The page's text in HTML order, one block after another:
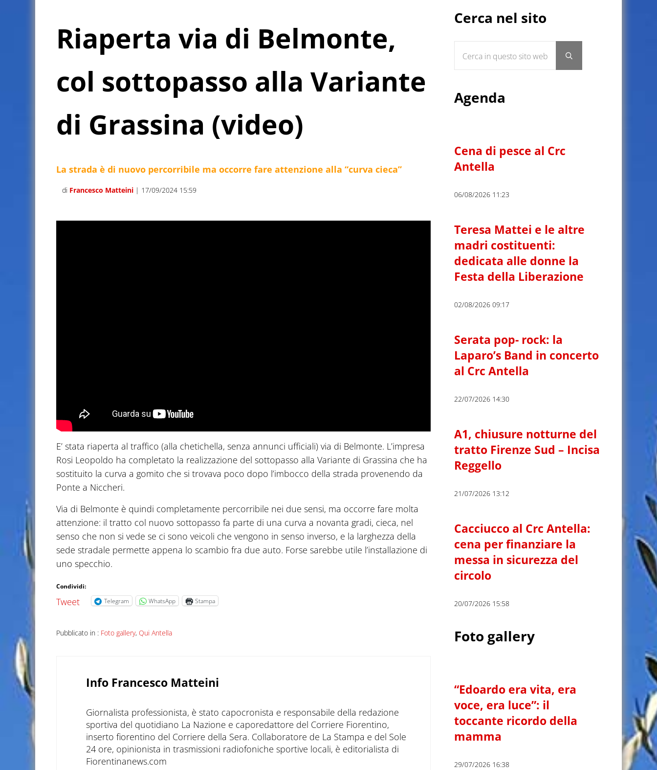
Riaperta via di Belmonte,
col sottopasso alla Variante
di Grassina (video)
La strada è di nuovo percorribile ma occorre fare attenzione alla “curva cieca”
di Francesco Matteini | 17/09/2024 15:59
E’ stata riaperta al traffico (alla chetichella, senza annunci ufficiali) via di Belmonte. L’impresa
Rosi Leopoldo ha completato la realizzazione del sottopasso alla Variante di Grassina che ha
sostituito la curva a gomito che si trovava poco dopo l’imbocco della strada provenendo da
Ponte a Niccheri.
Via di Belmonte è quindi completamente percorribile nei due sensi, ma occorre fare molta
attenzione: il tratto col nuovo sottopasso fa parte di una curva a novanta gradi, cieca, nel
senso che non si vede se ci sono veicoli che vengono in senso inverso, e la larghezza della
sede stradale permette appena lo scambio fra due auto. Forse sarebbe utile l’installazione di
uno specchio.
Condividi:
Tweet Telegram WhatsApp Stampa
Pubblicato in : Foto gallery, Qui Antella
Info Francesco Matteini
Giornalista professionista, è stato capocronista e responsabile della redazione
sportiva del quotidiano La Nazione e caporedattore del Corriere Fiorentino,
inserto fiorentino del Corriere della Sera. Collaboratore de La Stampa e del Sole
24 ore, opinionista in trasmissioni radiofoniche sportive locali, è editorialista di
Fiorentinanews.com
Cerca nel sito
Submit search
Agenda
Cena di pesce al Crc
Antella
06/08/2026 11:23
Teresa Mattei e le altre
madri costituenti:
dedicata alle donne la
Festa della Liberazione
02/08/2026 09:17
Serata pop- rock: la
Laparo’s Band in concerto
al Crc Antella
22/07/2026 14:30
A1, chiusure notturne del
tratto Firenze Sud – Incisa
Reggello
21/07/2026 13:12
Cacciucco al Crc Antella:
cena per finanziare la
messa in sicurezza del
circolo
20/07/2026 15:58
Foto gallery
“Edoardo era vita, era
voce, era luce”: il
toccante ricordo della
mamma
29/07/2026 16:38